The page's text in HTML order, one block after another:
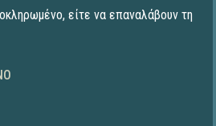
είτε να επαναλάβουν τη